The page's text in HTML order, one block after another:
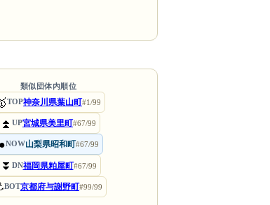
類似団体内順位
TOP神奈川県葉山町#1/99
⏫ UP宮城県美里町#67/99
●NOW山梨県昭和町#67/99
⏬ DN福岡県粕屋町#67/99
BOT京都府与謝野町#99/99